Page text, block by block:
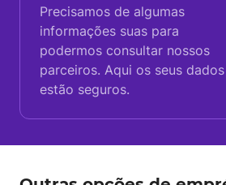
Precisamos de algumas
informações suas para
podermos consultar nossos
parceiros. Aqui os seus dados
estão seguros.